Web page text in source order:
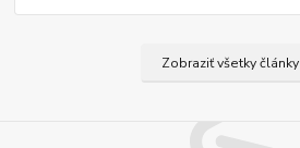
Zobraziť všetky články